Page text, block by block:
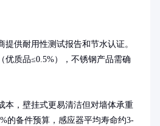
提供耐用性测试报告和节水认证。
优质品≤0.5%），不锈钢产品需确
本，壁挂式更易清洁但对墙体承重
的备件预算，感应器平均寿命约3-